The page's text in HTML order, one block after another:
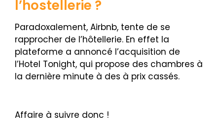
l’hostellerie ?
Paradoxalement, Airbnb, tente de se
rapprocher de l’hôtellerie. En effet la
plateforme a annoncé l’acquisition de
l’Hotel Tonight, qui propose des chambres à
la dernière minute à des à prix cassés.
Affaire à suivre donc !